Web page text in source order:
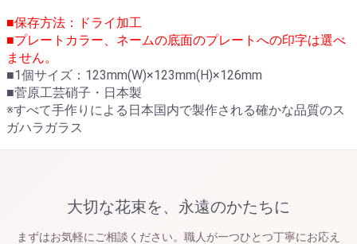
■保存方法：ドライ加工
■プレートカラー、ネームの底面のプレートへの印字は選べ
ません。
■1個サイズ：123mm(W)×123mm(H)×126mm
■菅原工芸硝子・日本製
※すべて手作りによる日本国内で製作される確かな品質のス
ガハラガラス
大切な花束を、永遠のかたちに
まずはお気軽にご相談ください。職人が一つひとつ丁寧にお応え